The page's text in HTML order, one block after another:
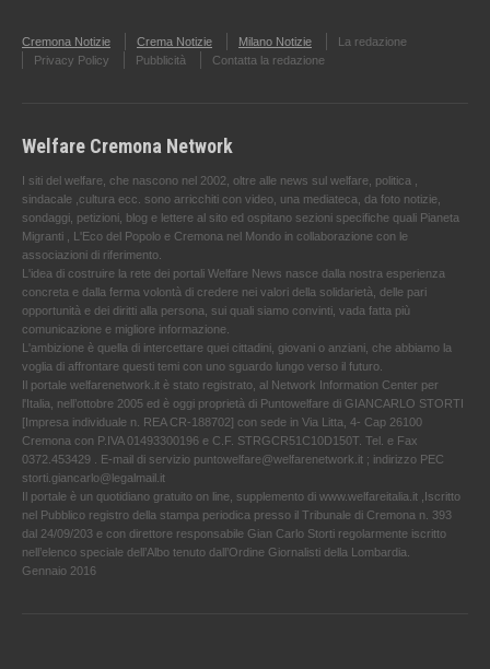
Cremona Notizie Crema Notizie Milano Notizie
La redazione
Privacy Policy
Pubblicità Contatta la redazione
Welfare Cremona Network
I siti del welfare, che nascono nel 2002, oltre alle news sul welfare, politica ,
sindacale ,cultura ecc. sono arricchiti con video, una mediateca, da foto notizie,
sondaggi, petizioni, blog e lettere al sito ed ospitano sezioni specifiche quali Pianeta
Migranti , L'Eco del Popolo e Cremona nel Mondo in collaborazione con le
associazioni di riferimento.
L'idea di costruire la rete dei portali Welfare News nasce dalla nostra esperienza
concreta e dalla ferma volontà di credere nei valori della solidarietà, delle pari
opportunità e dei diritti alla persona, sui quali siamo convinti, vada fatta più
comunicazione e migliore informazione.
L'ambizione è quella di intercettare quei cittadini, giovani o anziani, che abbiamo la
voglia di affrontare questi temi con uno sguardo lungo verso il futuro.
Il portale welfarenetwork.it è stato registrato, al Network Information Center per
l'Italia, nell’ottobre 2005 ed è oggi proprietà di Puntowelfare di GIANCARLO STORTI
[Impresa individuale n. REA CR-188702] con sede in Via Litta, 4- Cap 26100
Cremona con P.IVA 01493300196 e C.F. STRGCR51C10D150T. Tel. e Fax
0372.453429 . E-mail di servizio puntowelfare@welfarenetwork.it ; indirizzo PEC
storti.giancarlo@legalmail.it
Il portale è un quotidiano gratuito on line, supplemento di www.welfareitalia.it ,Iscritto
nel Pubblico registro della stampa periodica presso il Tribunale di Cremona n. 393
dal 24/09/203 e con direttore responsabile Gian Carlo Storti regolarmente iscritto
nell’elenco speciale dell’Albo tenuto dall’Ordine Giornalisti della Lombardia.
Gennaio 2016